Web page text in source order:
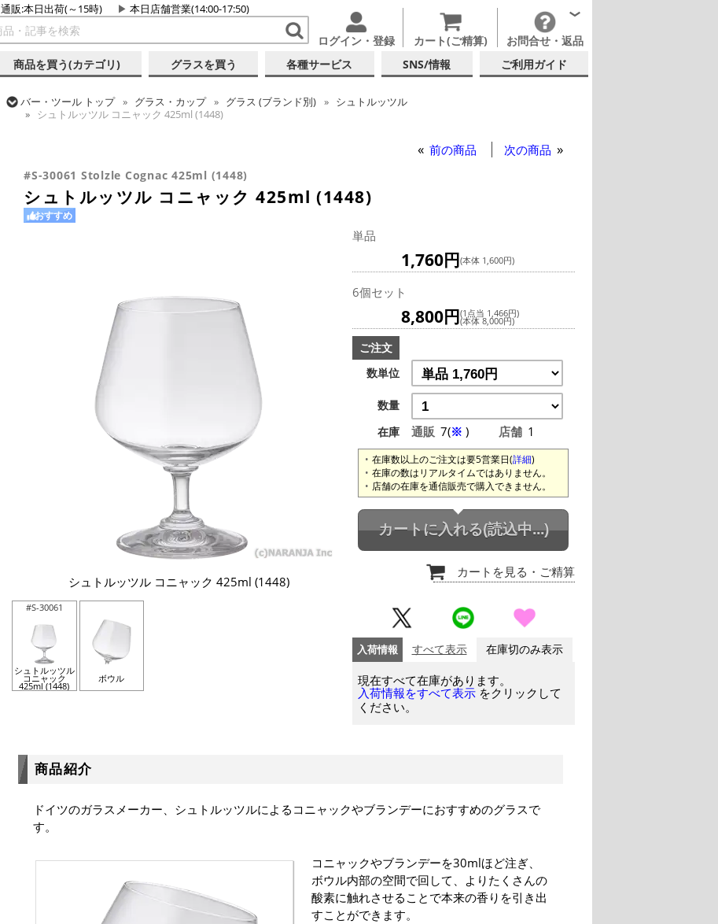
通販:本日出荷(～15時) 本日店舗営業(14:00-17:50)
ログイン・登録 カート(ご精算) お問合せ・返品
商品を買う(カテゴリ) グラスを買う 各種サービス SNS/情報 ご利用ガイド
バー・ツール トップ グラス・カップ グラス (ブランド別)
シュトルッツル
シュトルッツル コニャック 425ml (1448)
前の商品 次の商品
#S-30061 Stolzle Cognac 425ml (1448)
シュトルッツル コニャック 425ml (1448)
おすすめ
シュトルッツル コニャック 425ml (1448)
#S-30061
シュトルッツル
コニャック
425ml (1448)
ボウル
単品
1,760円(本体 1,600円)
6個セット
8,800円(1点当 1,466円)
(本体 8,000円)
ご注文
数単位
数量
在庫
通販 7(※ ) 店舗 1
在庫数以上のご注文は要5営業日(詳細)
在庫の数はリアルタイムではありません。
店舗の在庫を通信販売で購入できません。
カートに入れる(読込中...)
カートを見る ・ご精算
入荷情報 すべて表示 在庫切のみ表示
現在すべて在庫があります。
入荷情報をすべて表示 をクリックして
ください。
商品紹介
ドイツのガラスメーカー、シュトルッツルによるコニャックやブランデーにおすすめのグラスで
す。
コニャックやブランデーを30mlほど注ぎ、
ボウル内部の空間で回して、よりたくさんの
酸素に触れさせることで本来の香りを引き出
すことができます。